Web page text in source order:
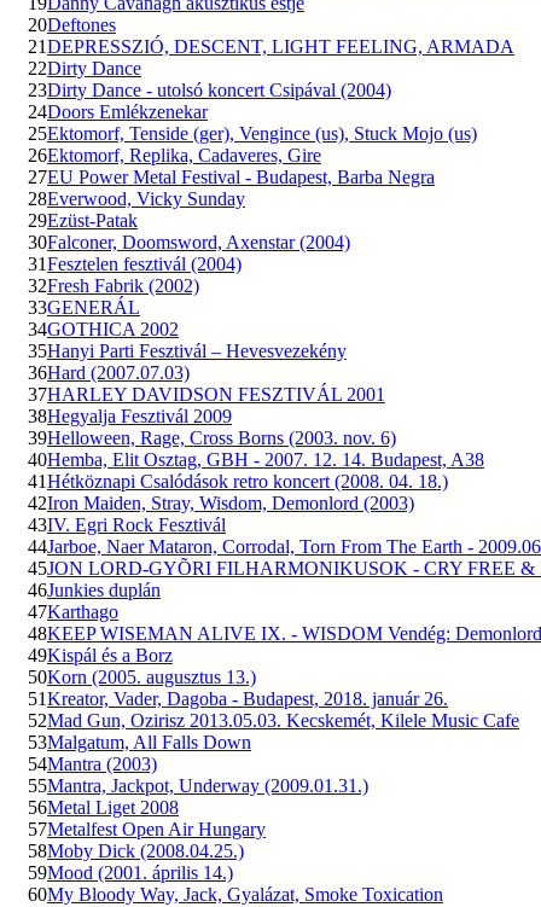
20Deftones
21DEPRESSZIÓ, DESCENT, LIGHT FEELING, ARMADA
22Dirty Dance
23Dirty Dance - utolsó koncert Csipával (2004)
24Doors Emlékzenekar
25Ektomorf, Tenside (ger), Vengince (us), Stuck Mojo (us)
26Ektomorf, Replika, Cadaveres, Gire
27EU Power Metal Festival - Budapest, Barba Negra
28Everwood, Vicky Sunday
29Ezüst-Patak
30Falconer, Doomsword, Axenstar (2004)
31Fesztelen fesztivál (2004)
32Fresh Fabrik (2002)
33GENERÁL
34GOTHICA 2002
35Hanyi Parti Fesztivál – Hevesvezekény
36Hard (2007.07.03)
37HARLEY DAVIDSON FESZTIVÁL 2001
38Hegyalja Fesztivál 2009
39Helloween, Rage, Cross Borns (2003. nov. 6)
40Hemba, Elit Osztag, GBH - 2007. 12. 14. Budapest, A38
41Hétköznapi Csalódások retro koncert (2008. 04. 18.)
42Iron Maiden, Stray, Wisdom, Demonlord (2003)
43IV. Egri Rock Fesztivál
44Jarboe, Naer Mataron, Corrodal, Torn From The Earth -
45JON LORD-GYÕRI FILHARMONIKUSOK - CRY FREE &
46Junkies duplán
47Karthago
48KEEP WISEMAN ALIVE IX. - WISDOM Vendég:
49Kispál és a Borz
50Korn (2005. augusztus 13.)
51Kreator, Vader, Dagoba - Budapest, 2018. január 26.
52Mad Gun, Ozirisz 2013.05.03. Kecskemét, Kilele Music Cafe
53Malgatum, All Falls Down
54Mantra (2003)
55Mantra, Jackpot, Underway (2009.01.31.)
56Metal Liget 2008
57Metalfest Open Air Hungary
58Moby Dick (2008.04.25.)
59Mood (2001. április 14.)
60My Bloody Way, Jack, Gyalázat, Smoke Toxication